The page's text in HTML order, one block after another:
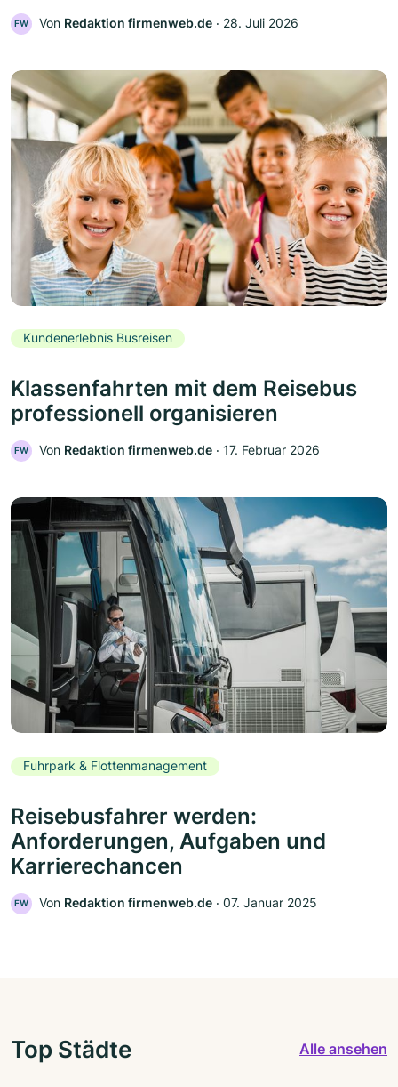
FW Von Redaktion firmenweb.de ‧ 28. Juli 2026
Kundenerlebnis Busreisen
Klassenfahrten mit dem Reisebus
professionell organisieren
FW Von Redaktion firmenweb.de ‧ 17. Februar 2026
Fuhrpark & Flottenmanagement
Reisebusfahrer werden:
Anforderungen, Aufgaben und
Karrierechancen
FW Von Redaktion firmenweb.de ‧ 07. Januar 2025
Top Städte Alle ansehen